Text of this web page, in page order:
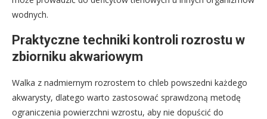
wodnych.
Praktyczne techniki kontroli rozrostu w
zbiorniku akwariowym
Walka z nadmiernym rozrostem to chleb powszedni każdego
akwarysty, dlatego warto zastosować sprawdzoną metodę
ograniczenia powierzchni wzrostu, aby nie dopuścić do